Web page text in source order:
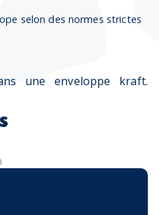
selon des normes strictes
une enveloppe kraft.